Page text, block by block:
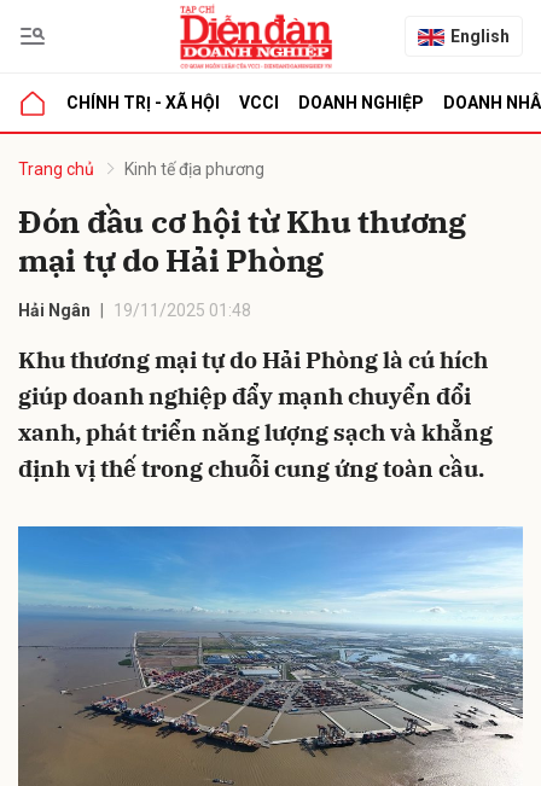
English
CHÍNH TRỊ - XÃ HỘI VCCI DOANH NGHIỆP DOANH
Trang chủ Kinh tế địa phương
Đón đầu cơ hội từ Khu thương
mại tự do Hải Phòng
Hải Ngân 19/11/2025 01:48
Khu thương mại tự do Hải Phòng là cú hích
giúp doanh nghiệp đẩy mạnh chuyển đổi
xanh, phát triển năng lượng sạch và khẳng
định vị thế trong chuỗi cung ứng toàn cầu.
luận
Hủy